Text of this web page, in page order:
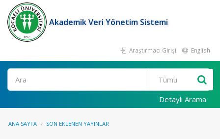
Akademik Veri Yönetim Sistemi
Araştırmacı Girişi English
Ara
Detaylı Arama
ANA SAYFA SON EKLENEN YAYINLAR